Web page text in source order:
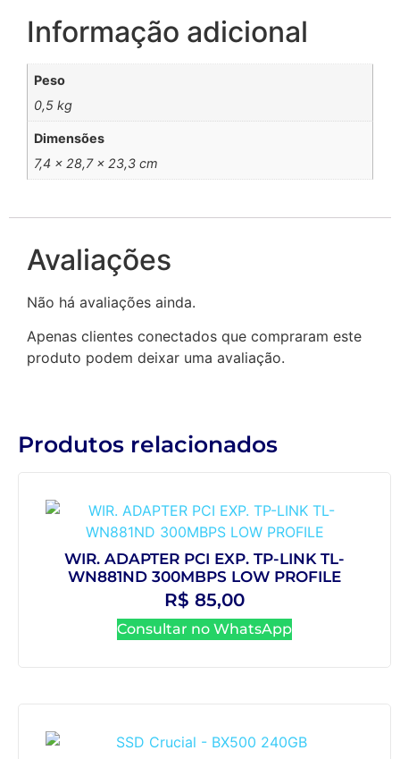
Informação adicional
Peso
0,5 kg
Dimensões
7,4 × 28,7 × 23,3 cm
Avaliações
Não há avaliações ainda.
Apenas clientes conectados que compraram este
produto podem deixar uma avaliação.
Produtos relacionados
WIR. ADAPTER PCI EXP. TP-LINK TL-
WN881ND 300MBPS LOW PROFILE
R$ 85,00
Consultar no WhatsApp